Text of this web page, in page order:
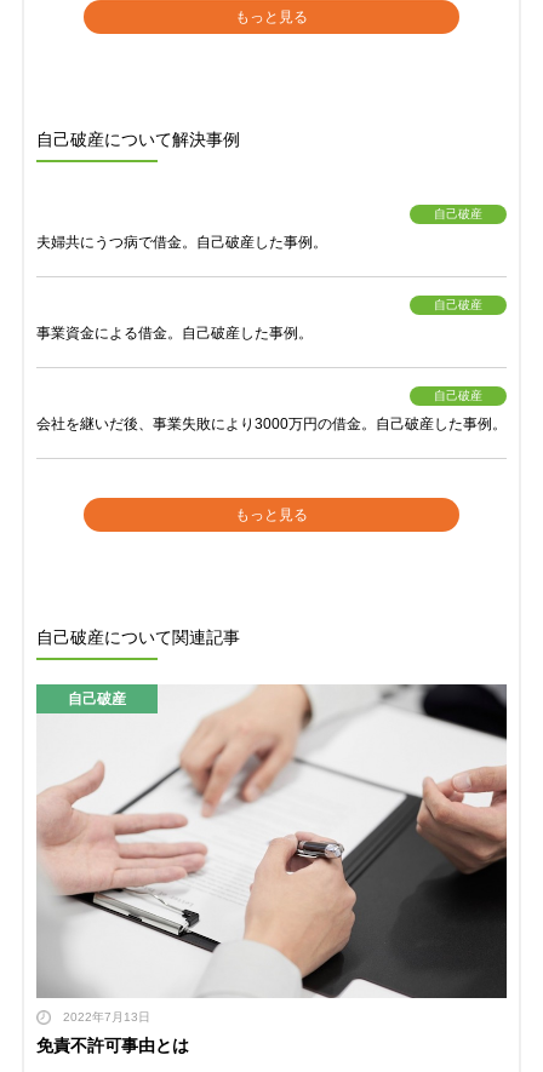
もっと見る
自己破産について解決事例
自己破産
夫婦共にうつ病で借金。自己破産した事例。
自己破産
事業資金による借金。自己破産した事例。
自己破産
会社を継いだ後、事業失敗により3000万円の借金。自己破産した事例。
もっと見る
自己破産について関連記事
自己破産
2022年7月13日
免責不許可事由とは